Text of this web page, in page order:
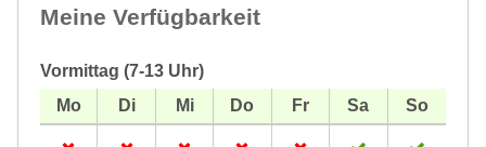
Meine Verfügbarkeit
Vormittag (7-13 Uhr)